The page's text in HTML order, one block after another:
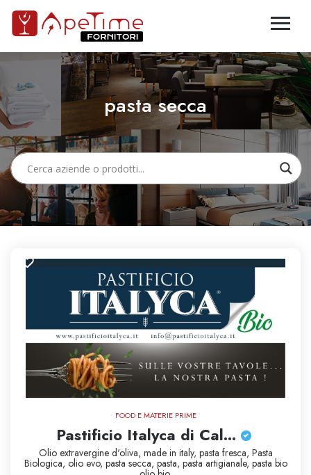
pasta secca
FOOD E MATERIE PRIME
Pastificio Italyca di Cal...
Olio extravergine d'oliva, made in italy, pasta fresca, Pasta
Biologica, olio evo, pasta secca, pasta, pasta artigianale, pasta bio